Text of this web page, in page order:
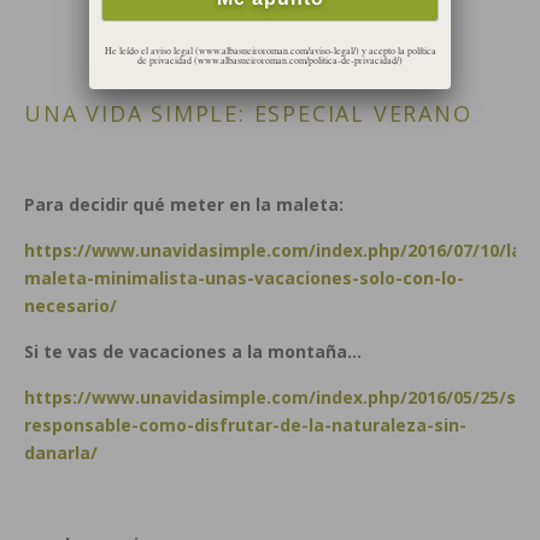
UNA VIDA SIMPLE: ESPECIAL VERANO
Para decidir qué meter en la maleta:
https://www.unavidasimple.com/index.php/2016/07/10/la-
maleta-minimalista-unas-vacaciones-solo-con-lo-
necesario/
Si te vas de vacaciones a la montaña…
https://www.unavidasimple.com/index.php/2016/05/25/
responsable-como-disfrutar-de-la-naturaleza-sin-
danarla/
He leído el aviso legal (www.albasueiroroman.com/aviso-legal/) y acepto la política
de privacidad (www.albasueiroroman.com/politica-de-privacidad/)